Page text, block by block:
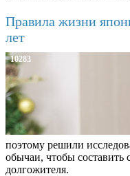
Правила жизни
лет
10283
поэтому решили
обычаи, чтобы составить
долгожителя.